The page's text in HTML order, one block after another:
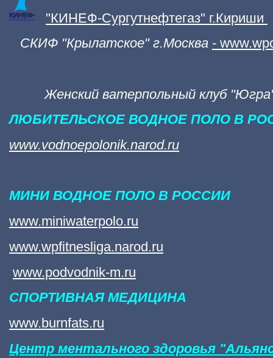
"КИНЕФ-Сургутнефтегаз" г.Кириши
СКИФ "Крылатское" г.Москва -
Женский ватерпольный клуб
ЛЮБИТЕЛЬСКОЕ ВОДНОЕ ПОЛО В
www.vodnoepolonik.narod.ru
МИНИ ВОДНОЕ ПОЛО В РОССИИ
www.miniwaterpolo.ru
www.wpfitnesliga.narod.ru
www.podvodnik-m.ru
СПОРТИВНАЯ МЕДИЦИНА
www.burnfats.ru
Центр ментального здоровья